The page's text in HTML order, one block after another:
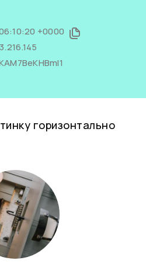
+0000
горизонтально